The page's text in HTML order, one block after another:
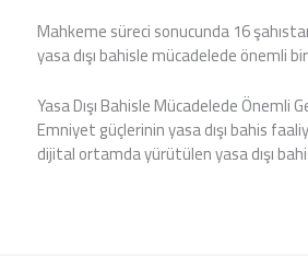
Mahkeme süreci sonucunda 16
yasa dışı bahisle mücadelede önemli
Yasa Dışı Bahisle Mücadelede Önemli
Emniyet güçlerinin yasa dışı bahis
dijital ortamda yürütülen yasa dışı